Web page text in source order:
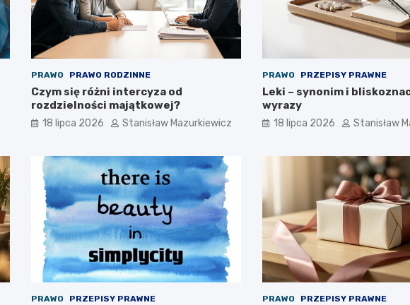
PRAWO PRAWO RODZINNE
Czym się różni intercyza od
rozdzielności majątkowej?
18 lipca 2026 Stanisław Mazurkiewicz
PRAWO PRZEPISY PRAWNE
Leki – synonim i
wyrazy
18 lipca 2026 Stanisław
PRAWO PRZEPISY PRAWNE PRAWO PRZEPISY PRAWNE